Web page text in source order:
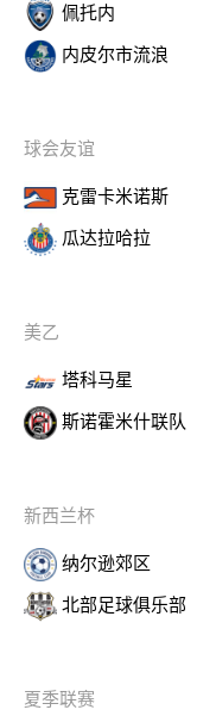
佩托内
内皮尔市流浪
球会友谊
克雷卡米诺斯
瓜达拉哈拉
美乙
塔科马星
斯诺霍米什联队
新西兰杯
纳尔逊郊区
北部足球俱乐部
夏季联赛